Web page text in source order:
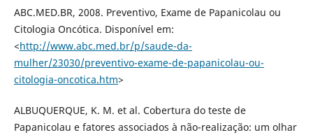
ABC.MED.BR, 2008. Preventivo, Exame de Papanicolau ou
Citologia Oncótica. Disponível em:
<http://www.abc.med.br/p/saude-da-
mulher/23030/preventivo-exame-de-papanicolau-ou-
citologia-oncotica.htm>
ALBUQUERQUE, K. M. et al. Cobertura do teste de
Papanicolau e fatores associados à não-realização: um olhar